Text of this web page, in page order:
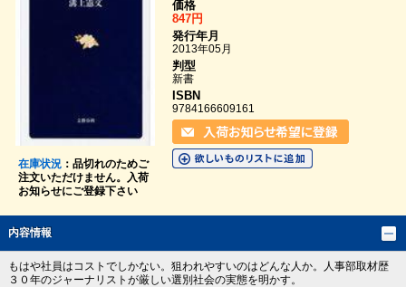
在庫状況：品切れのためご
注文いただけません。入荷
お知らせにご登録下さい
価格
847円
発行年月
2013年05月
判型
新書
ISBN
9784166609161
内容情報
もはや社員はコストでしかない。狙われやすいのはどんな人か。人事部取材歴
３０年のジャーナリストが厳しい選別社会の実態を明かす。